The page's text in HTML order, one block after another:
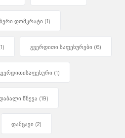
დომკრატი (1)
გვერდითი საფეხურები (6)
(1)
წნევა (19)
დამცავი (2)